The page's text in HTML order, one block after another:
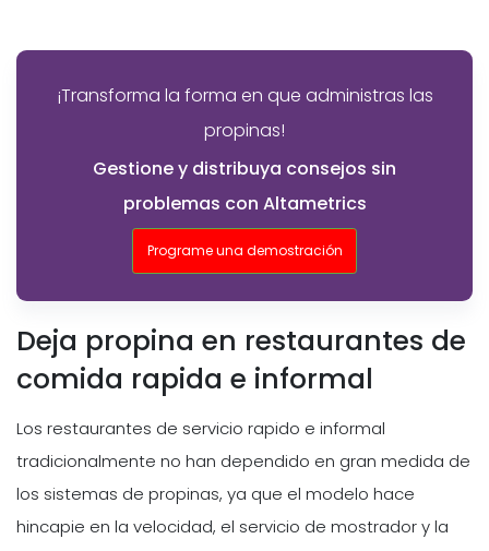
¡Transforma la forma en que administras las
propinas!
Gestione y distribuya consejos sin
problemas con Altametrics
Programe una demostración
Deja propina en restaurantes de
comida rapida e informal
Los restaurantes de servicio rapido e informal
tradicionalmente no han dependido en gran medida de
los sistemas de propinas, ya que el modelo hace
hincapie en la velocidad, el servicio de mostrador y la